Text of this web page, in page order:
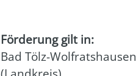
Förderung gilt in:
Bad Tölz-Wolfratshausen